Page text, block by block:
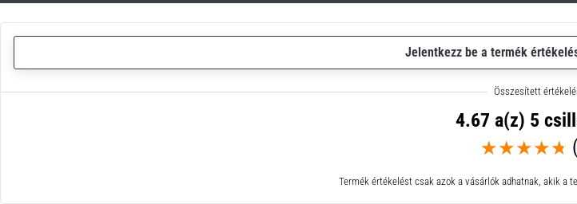
Jelentkezz be a termék
4.67 a(z) 5
Termék értékelést csak azok a vásárlók adhatnak, akik a